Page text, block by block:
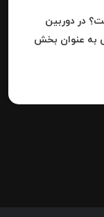
در دوربین
به عنوان بخش